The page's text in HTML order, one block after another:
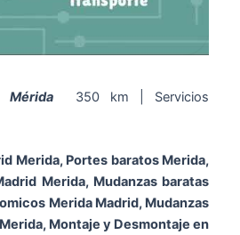
Mérida 350 km | Servicios
Merida, Portes baratos Merida,
Merida, Mudanzas baratas
Merida Madrid, Mudanzas
Montaje y Desmontaje en